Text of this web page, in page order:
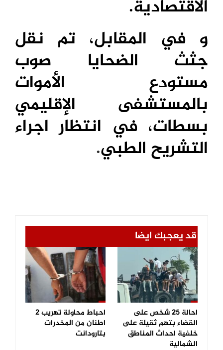
الاقتصادية.
و في المقابل، تم نقل
جثث الضحايا صوب
مستودع الأموات
بالمستشفى الإقليمي
بسطات، في انتظار اجراء
التشريح الطبي.
قد يعجبك ايضا
احالة 25 شخص على
القضاء بتهم ثقيلة على
خلفية احداث المناطق
الشمالية
احباط محاولة تهريب 2
اطنان من المخدرات
بتارودانت